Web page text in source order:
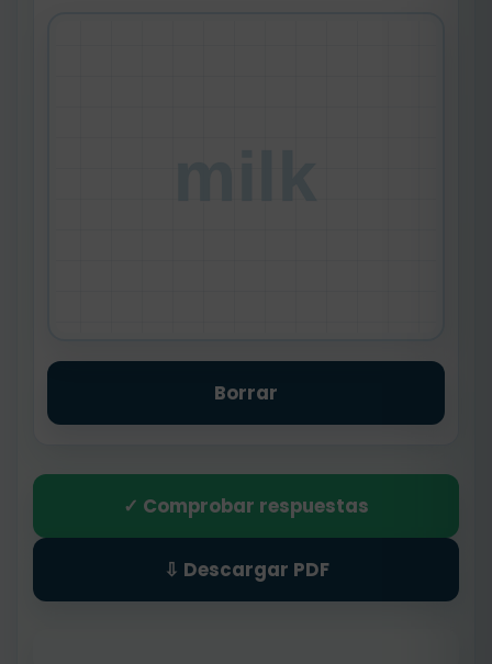
Borrar
✓ Comprobar respuestas
⇩ Descargar PDF